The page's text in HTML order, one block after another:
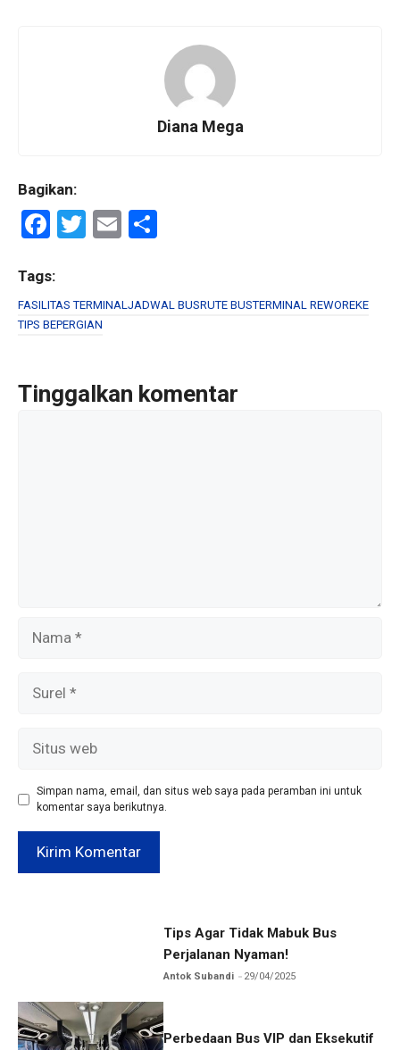
Diana Mega
Bagikan:
F
ce
b
o
k
T
er
E
e
Tags:
FASILITAS TERMINALJADWAL BUSRUTE BUSTERMINAL REWOREKE
TIPS BEPERGIAN
Tinggalkan komentar
Simpan nama, email, dan situs web saya pada peramban ini untuk
komentar saya berikutnya.
Tips Agar Tidak Mabuk Bus
Perjalanan Nyaman!
Antok Subandi 29/04/2025
Perbedaan Bus VIP dan Eksekutif